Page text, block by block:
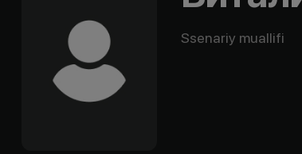
Ssenariy muallifi